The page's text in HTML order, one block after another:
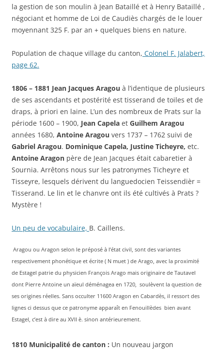
la gestion de son moulin à Jean Bataillé et à Henry Bataillé ,
négociant et homme de Loi de Caudiès chargés de le louer
moyennant 325 F. par an + quelques biens en nature.
Population de chaque village du canton, Colonel F. Jalabert,
page 62.
1806 – 1881 Jean Jacques Aragou à l’identique de plusieurs
de ses ascendants et postérité est tisserand de toiles et de
draps, à priori en laine. L’un des nombreux de Prats sur la
période 1600 – 1900, Jean Capela et Guilhem Aragou
années 1680, Antoine Aragou vers 1737 – 1762 suivi de
Gabriel Aragou. Dominique Capela, Justine Ticheyre, etc.
Antoine Aragon père de Jean Jacques était cabaretier à
Sournia. Arrêtons nous sur les patronymes Ticheyre et
Tisseyre, lesquels dérivent du languedocien Teissendièr =
Tisserand. Le lin et le chanvre ont ils été cultivés à Prats ?
Mystère !
Un peu de vocabulaire, B. Caillens.
Aragou ou Aragon selon le préposé à l’état civil, sont des variantes
respectivement phonétique et écrite ( N muet ) de Arago, avec la proximité
de Estagel patrie du physicien François Arago mais originaire de Tautavel
dont Pierre Antoine un aïeul déménagea en 1720, soulèvent la question de
ses origines réelles. Sans occulter 11600 Aragon en Cabardès, il ressort des
lignes ci dessus que ce patronyme apparaît en Fenouillèdes bien avant
Estagel, c’est à dire au XVII è. sinon antérieurement.
1810 Municipalité de canton : Un nouveau jargon